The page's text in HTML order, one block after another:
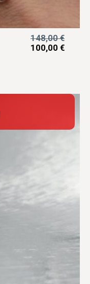
148,00€
100,00 €